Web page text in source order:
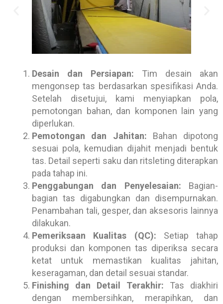
Desain dan Persiapan: Tim desain akan
mengonsep tas berdasarkan spesifikasi Anda.
Setelah disetujui, kami menyiapkan pola,
pemotongan bahan, dan komponen lain yang
diperlukan.
Pemotongan dan Jahitan: Bahan dipotong
sesuai pola, kemudian dijahit menjadi bentuk
tas. Detail seperti saku dan ritsleting diterapkan
pada tahap ini.
Penggabungan dan Penyelesaian: Bagian-
bagian tas digabungkan dan disempurnakan.
Penambahan tali, gesper, dan aksesoris lainnya
dilakukan.
Pemeriksaan Kualitas (QC): Setiap tahap
produksi dan komponen tas diperiksa secara
ketat untuk memastikan kualitas jahitan,
keseragaman, dan detail sesuai standar.
Finishing dan Detail Terakhir: Tas diakhiri
dengan membersihkan, merapihkan, dan